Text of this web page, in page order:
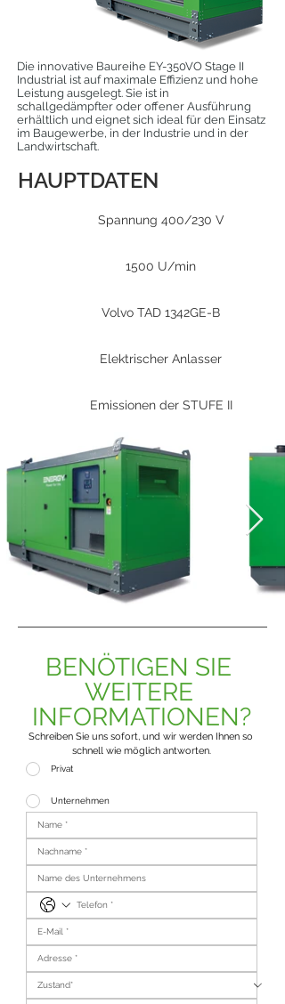
Die innovative Baureihe EY-350VO Stage II
Industrial ist auf maximale Effizienz und hohe
Leistung ausgelegt. Sie ist in
schallgedämpfter oder offener Ausführung
erhältlich und eignet sich ideal für den Einsatz
im Baugewerbe, in der Industrie und in der
Landwirtschaft.
HAUPTDATEN
Spannung 400/230 V
1500 U/min
Volvo TAD 1342GE-B
Elektrischer Anlasser
Emissionen der STUFE II
BENÖTIGEN SIE
WEITERE
INFORMATIONEN?
Schreiben Sie uns sofort, und wir werden Ihnen so
schnell wie möglich antworten.
Privat
Unternehmen